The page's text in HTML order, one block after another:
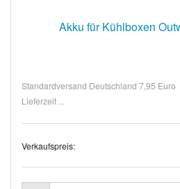
Akku für Kühlboxen
Standardversand Deutschland 7,95 Euro
Lieferzeit ...
Verkaufspreis: